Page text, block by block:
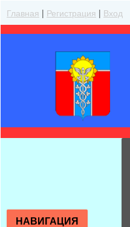
Главная | Регистрация | Вход
НАВИГАЦИЯ